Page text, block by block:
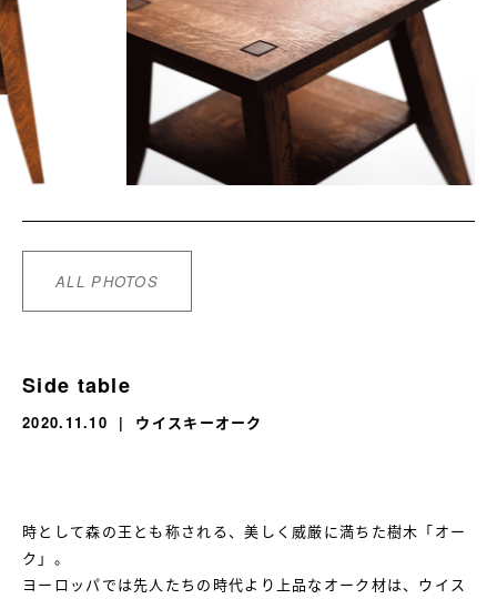
ALL PHOTOS
Side table
2020.11.10 ウイスキーオーク
時として森の王とも称される、美しく威厳に満ちた樹木「オー
ク」。
ヨーロッパでは先人たちの時代より上品なオーク材は、ウイス